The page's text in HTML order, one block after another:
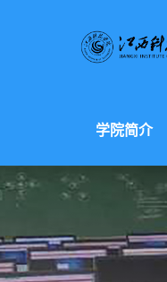
学院简介